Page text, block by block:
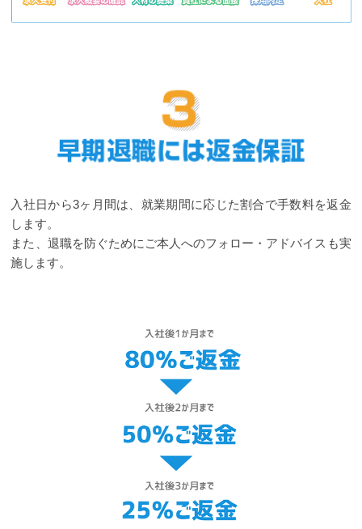
入社日から3ヶ月間は、就業期間に応じた割合で手数料を返金
します。
また、退職を防ぐためにご本人へのフォロー・アドバイスも実
施します。